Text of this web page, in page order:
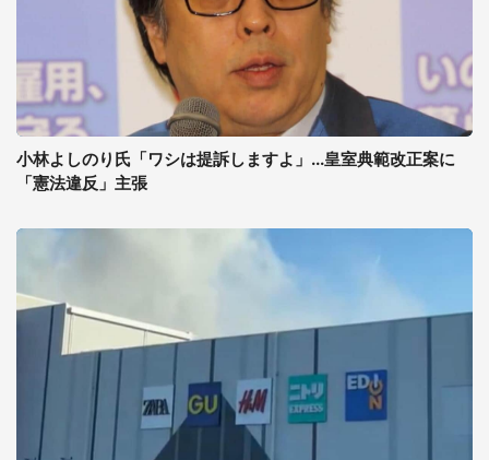
小林よしのり氏「ワシは提訴しますよ」...皇室典範改正案に
「憲法違反」主張